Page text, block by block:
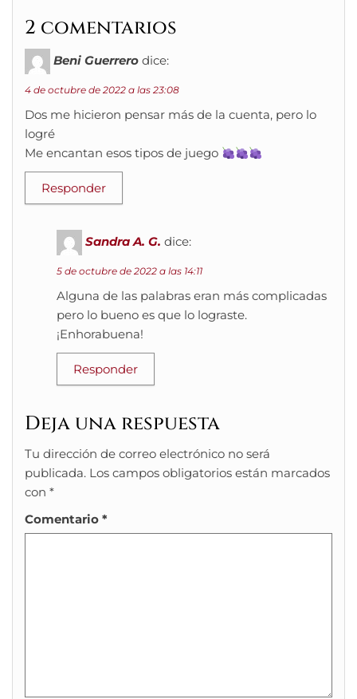
2 comentarios
Beni Guerrero dice:
4 de octubre de 2022 a las 23:08
Dos me hicieron pensar más de la cuenta, pero lo
logré
Me encantan esos tipos de juego
Responder
Sandra A. G. dice:
5 de octubre de 2022 a las 14:11
Alguna de las palabras eran más complicadas
pero lo bueno es que lo lograste.
¡Enhorabuena!
Responder
Deja una respuesta
Tu dirección de correo electrónico no será
publicada. Los campos obligatorios están marcados
con *
Comentario *